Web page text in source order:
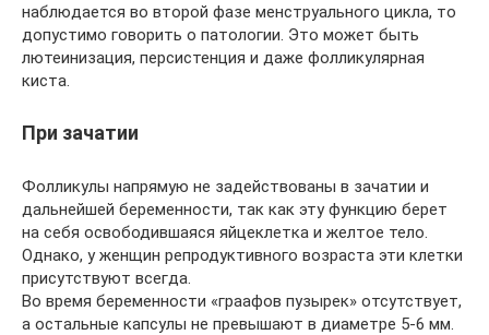
наблюдается во второй фазе менструального цикла, то
допустимо говорить о патологии. Это может быть
лютеинизация, персистенция и даже фолликулярная
киста.
При зачатии
Фолликулы напрямую не задействованы в зачатии и
дальнейшей беременности, так как эту функцию берет
на себя освободившаяся яйцеклетка и желтое тело.
Однако, у женщин репродуктивного возраста эти клетки
присутствуют всегда.
Во время беременности «граафов пузырек» отсутствует,
а остальные капсулы не превышают в диаметре 5-6 мм.